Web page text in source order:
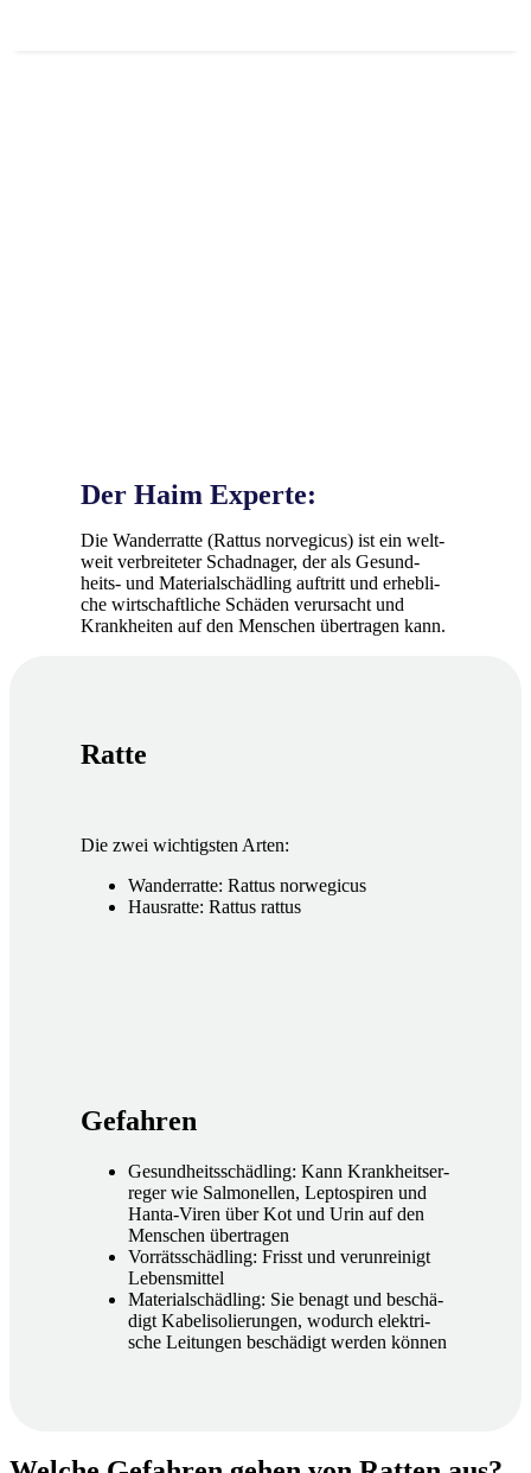
Der Haim Exper­te:
Die Wan­der­rat­te (Rat­tus nor­ve­gi­cus) ist ein welt­
weit ver­brei­te­ter Schad­na­ger, der als Gesund­
heits- und Mate­ri­al­schäd­ling auf­tritt und erheb­li­
che wirt­schaft­li­che Schä­den ver­ur­sacht und
Krank­hei­ten auf den Men­schen über­tra­gen kann.
Rat­te
Die zwei wich­tigs­ten Arten:
Wan­der­rat­te: Rat­tus nor­we­gi­cus
Haus­rat­te: Rat­tus rat­tus
Gefah­ren
Gesund­heits­schäd­ling: Kann Krank­heits­er­
re­ger wie Sal­mo­nel­len, Lep­to­spi­ren und
Han­ta-Viren über Kot und Urin auf den
Men­schen über­tra­gen
Vor­räts­schäd­ling: Frisst und ver­un­rei­nigt
Lebens­mit­tel
Mate­ri­al­schäd­ling: Sie benagt und beschä­
digt Kabel­iso­lie­run­gen, wodurch elek­tri­
sche Lei­tun­gen beschä­digt wer­den kön­nen